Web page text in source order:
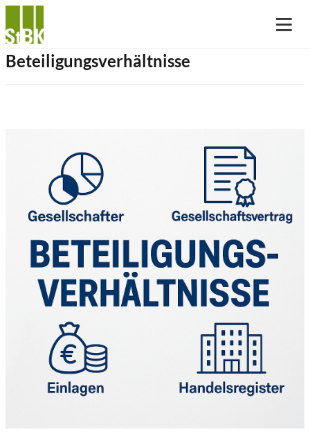
Beteiligungsverhältnisse